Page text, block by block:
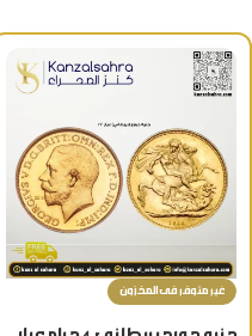
غير متوفر فى المخزون